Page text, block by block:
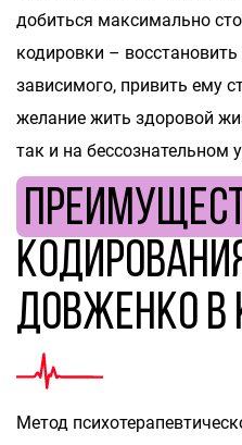
добиться максимально
кодировки –
зависимого, привить ему
желание жить здоровой
так и на бессознательном
Довженко в
Метод